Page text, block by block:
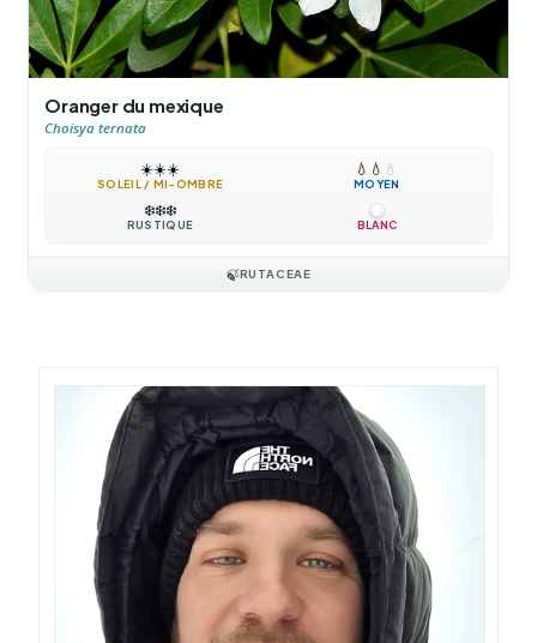
Oranger du mexique
Choisya ternata
☀️☀️☀️
SOLEIL / MI-OMBRE
💧 💧 💧
MOYEN
❄️❄️❄️
RUSTIQUE BLANC
🍃RUTACEAE